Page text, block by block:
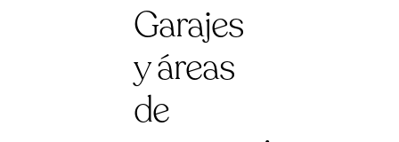
Garajes
y áreas
de